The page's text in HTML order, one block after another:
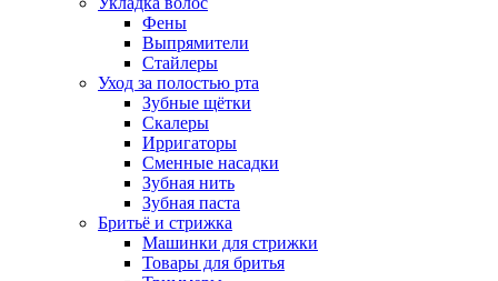
Фены
Выпрямители
Стайлеры
Уход за полостью рта
Зубные щётки
Скалеры
Ирригаторы
Сменные насадки
Зубная нить
Зубная паста
Бритьё и стрижка
Машинки для стрижки
Товары для бритья